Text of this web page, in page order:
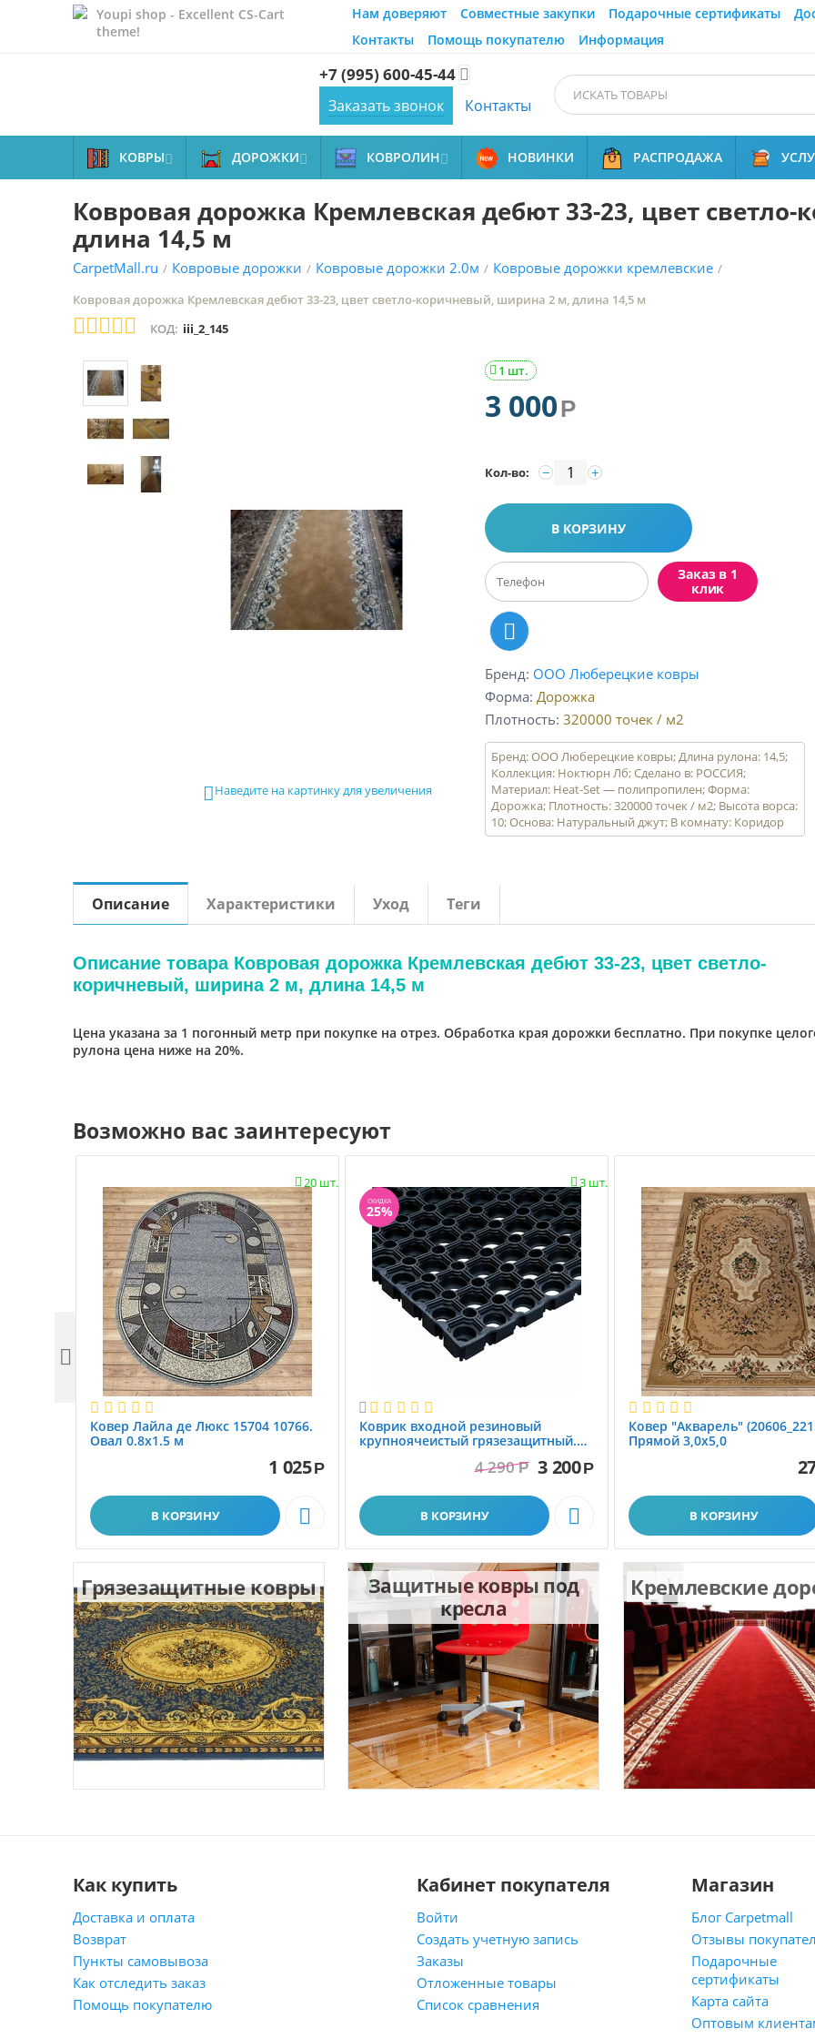
Youpi shop - Excellent CS-Cart
theme!
Нам доверяют Совместные закупки Подарочные сертификаты
Контакты
Помощь покупателю Информация
+7 (995) 600-45-44 
Заказать звонок Контакты
КОВРЫ ДОРОЖКИ КОВРОЛИН НОВИНКИ РАСПРОДАЖА
Ковровая дорожка Кремлевская дебют 33-23, цвет
длина 14,5 м
CarpetMall.ru / Ковровые дорожки / Ковровые дорожки 2.0м / Ковровые дорожки кремлевские /
Ковровая дорожка Кремлевская дебют 33-23, цвет светло-коричневый, ширина 2 м, длина 14,5 м
КОД: iii_2_145
Наведите на картинку для увеличения
1 шт.

3 000Р
Кол-во: +
−
В КОРЗИНУ
Заказ в 1
клик
Бренд ООО Люберецкие ковры
Форма Дорожка
Плотность 320000 точек / м2
Бренд: ООО Люберецкие ковры; Длина рулона: 14,5;
Коллекция: Ноктюрн Лб; Сделано в: РОССИЯ;
Материал: Heat-Set — полипропилен; Форма:
Дорожка; Плотность: 320000 точек / м2; Высота ворса:
10; Основа: Натуральный джут; В комнату: Коридор
Описание Характеристики Уход Теги
Описание товара Ковровая дорожка Кремлевская дебют 33-23, цвет светло-
коричневый, ширина 2 м, длина 14,5 м
Цена указана за 1 погонный метр при покупке на отрез. Обработка края дорожки бесплатно. При покупке
рулона цена ниже на 20%.
Возможно вас заинтересуют
20 шт.

Ковер Лайла де Люкс 15704 10766.
Овал 0.8x1.5 м
1 025Р
В КОРЗИНУ 
3 шт.

СКИДКА
25%

Коврик вxодной резиновый
крупноячеистый грязезащитный.
4 290 Р 3 200Р
В КОРЗИНУ 
Ковер "Акварель"
Прямой 3,0х5,0
В КОРЗИНУ

Грязезащитные ковры
Защитные ковры под
кресла
Кремлевские
Как купить
Доставка и оплата
Возврат
Пункты самовывоза
Как отследить заказ
Помощь покупателю
Кабинет покупателя
Войти
Создать учетную запись
Заказы
Отложенные товары
Список сравнения
Магазин
Блог Carpetmall
Отзывы
Подарочные
сертификаты
Карта сайта
Оптовым